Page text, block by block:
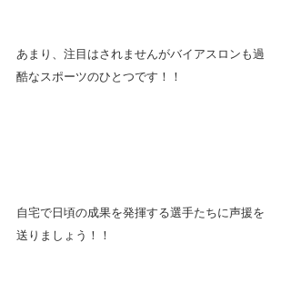
あまり、注目はされませんがバイアスロンも過
酷なスポーツのひとつです！！
自宅で日頃の成果を発揮する選手たちに声援を
送りましょう！！